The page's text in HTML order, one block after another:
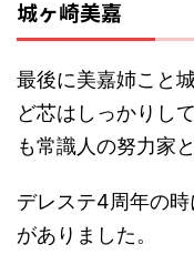
城ヶ崎美嘉
最後に美嘉姉こと
ど芯はしっかりし
も常識人の努力家
デレステ4周年の
がありました。